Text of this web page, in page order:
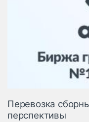
Перевозка
перспективы